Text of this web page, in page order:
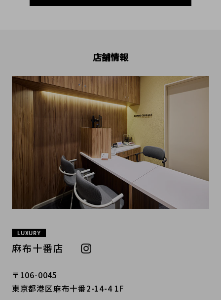
店舗情報
LUXURY
麻布十番店
〒106-0045
東京都港区麻布十番2-14-4 1F